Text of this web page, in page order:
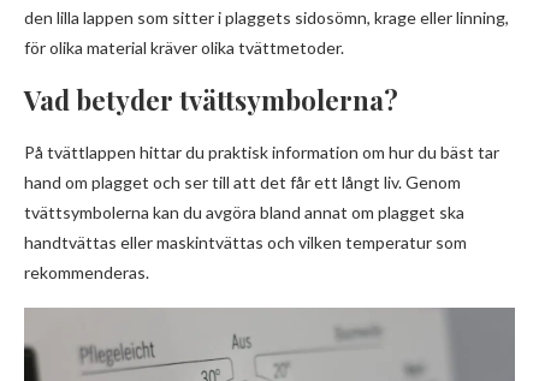
den lilla lappen som sitter i plaggets sidosömn, krage eller linning,
för olika material kräver olika tvättmetoder.
Vad betyder tvättsymbolerna?
På tvättlappen hittar du praktisk information om hur du bäst tar
hand om plagget och ser till att det får ett långt liv. Genom
tvättsymbolerna kan du avgöra bland annat om plagget ska
handtvättas eller maskintvättas och vilken temperatur som
rekommenderas.